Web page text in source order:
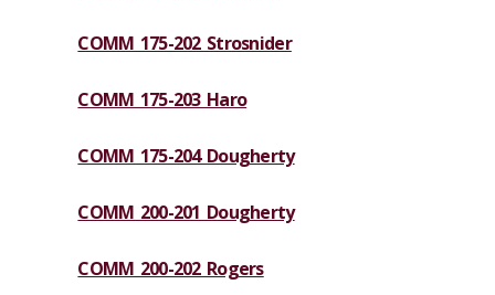
COMM 175-202 Strosnider
COMM 175-203 Haro
COMM 175-204 Dougherty
COMM 200-201 Dougherty
COMM 200-202 Rogers